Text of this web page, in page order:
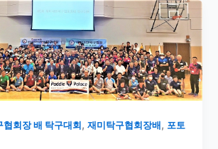
회장 배 탁구대회 ,재미탁구협회장배 , 포토